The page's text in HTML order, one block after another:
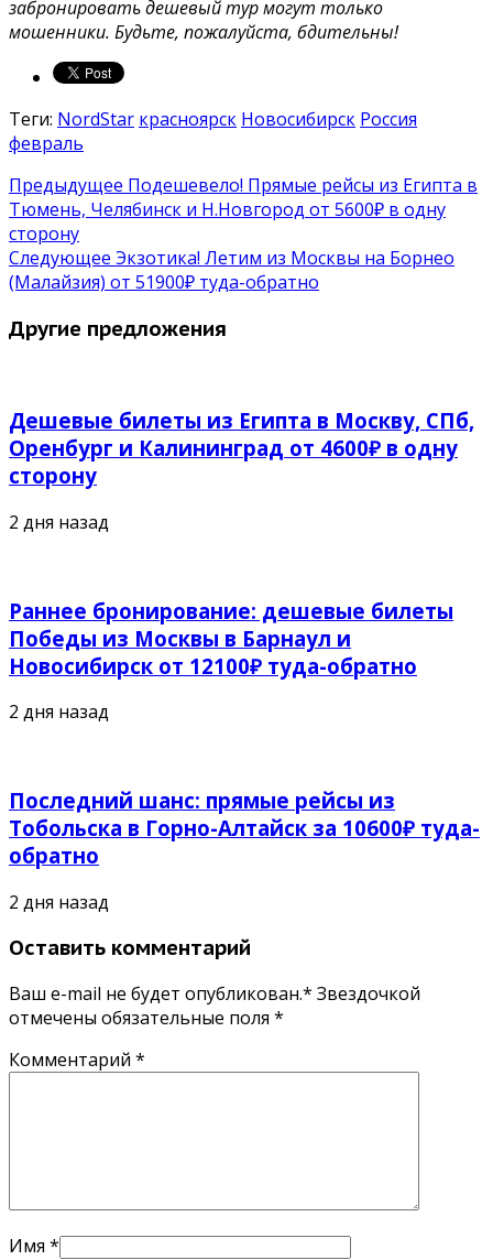
забронировать дешевый тур могут только
мошенники. Будьте, пожалуйста, бдительны!
Теги: NordStar красноярск Новосибирск Россия
февраль
Предыдущее Подешевело! Прямые рейсы из Египта в
Тюмень, Челябинск и Н.Новгород от 5600₽ в одну
сторону
Следующее Экзотика! Летим из Москвы на Борнео
(Малайзия) от 51900₽ туда-обратно
Другие предложения
Дешевые билеты из Египта в Москву, СПб,
Оренбург и Калининград от 4600₽ в одну
сторону
2 дня назад
Раннее бронирование: дешевые билеты
Победы из Москвы в Барнаул и
Новосибирск от 12100₽ туда-обратно
2 дня назад
Последний шанс: прямые рейсы из
Тобольска в Горно-Алтайск за 10600₽ туда-
обратно
2 дня назад
Оставить комментарий
Ваш e-mail не будет опубликован.* Звездочкой
отмечены обязательные поля *
Комментарий *
Имя *